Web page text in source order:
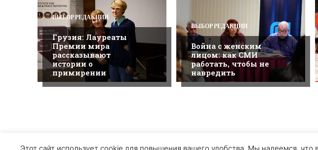
ВЫБОР РЕДАКЦИИ
Грузия: Лауреаты
Премии мира
рассказывают
истории о
примирении
ВЫБОР РЕДАКЦИИ
Война с женским
лицом: как СМИ
работать, чтобы не
навредить
О ПРОЕКТЕ ПЕРСОНАЛЬНЫЕ ДАННЫЕ COOKIE ЗАПИСИ